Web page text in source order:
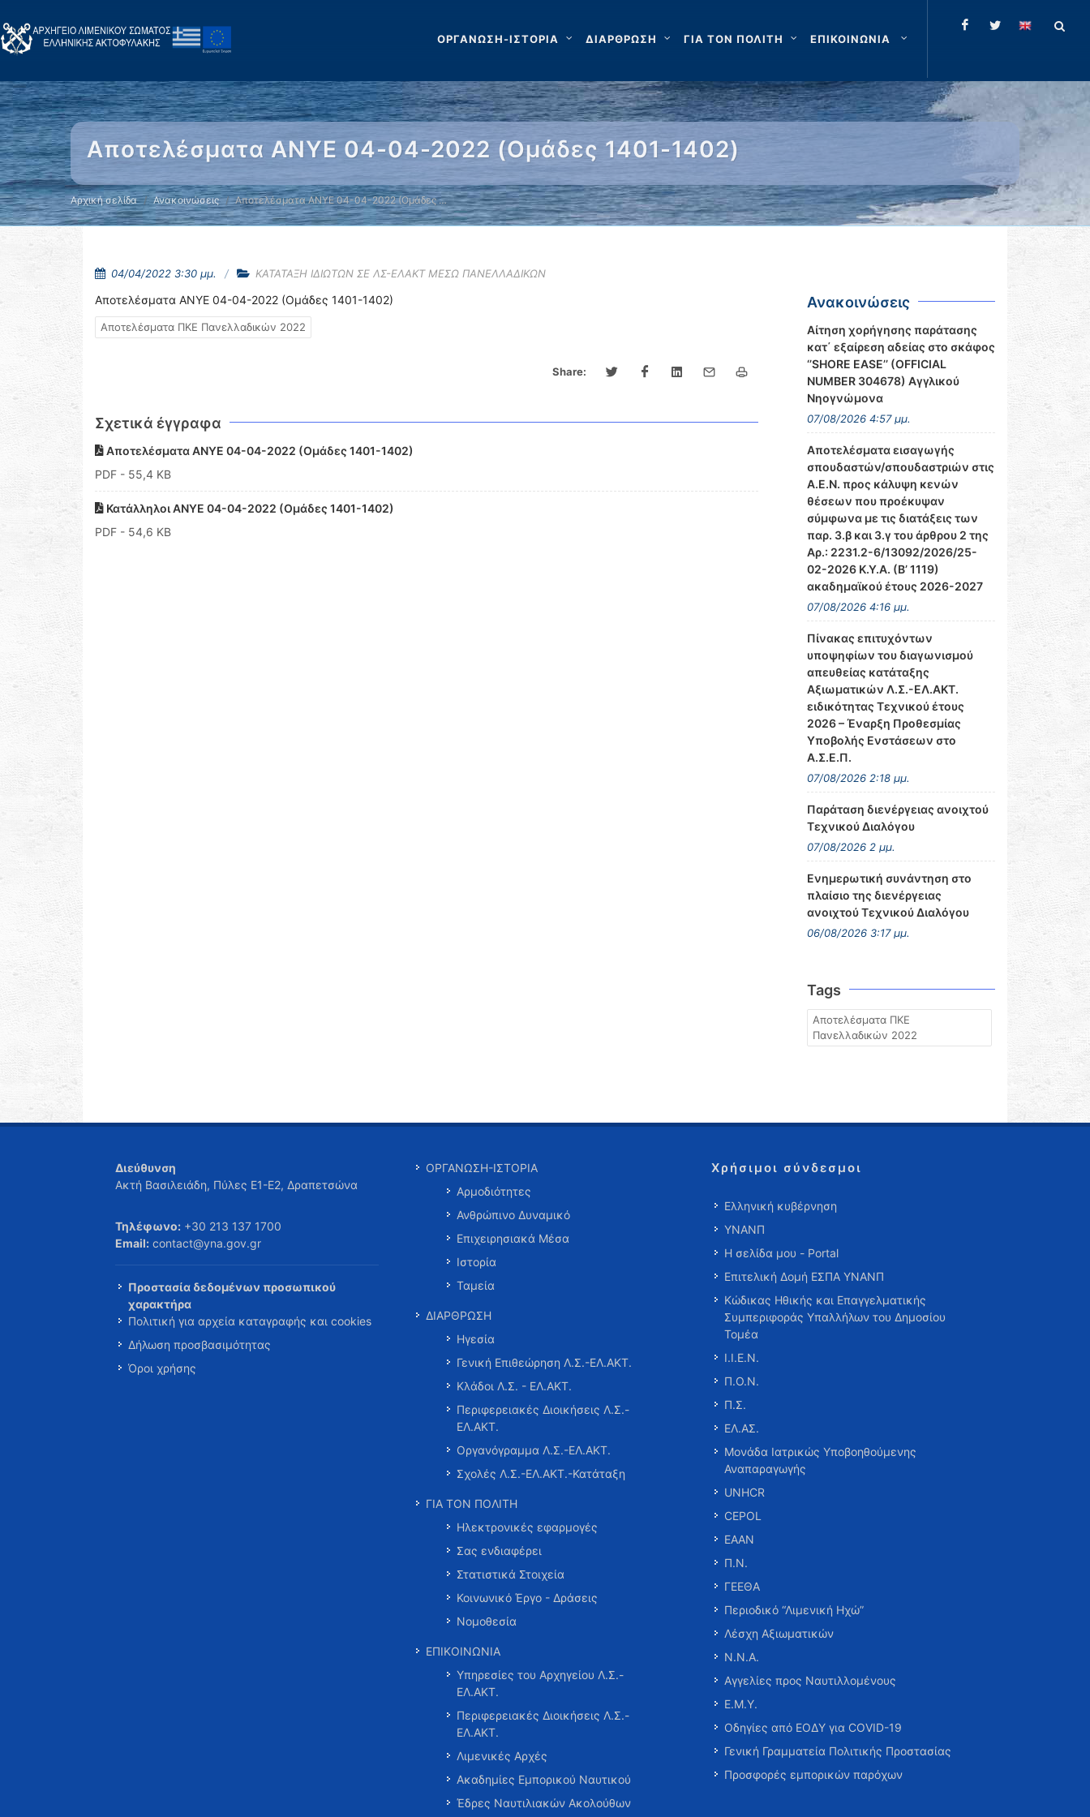
ΟΡΓΑΝΩΣΗ-ΙΣΤΟΡΙΑ ΔΙΑΡΘΡΩΣΗ ΓΙΑ ΤΟΝ ΠΟΛΙΤΗ ΕΠΙΚΟΙΝΩΝΙΑ
Αποτελέσματα ΑΝΥΕ 04-04-2022 (Ομάδες 1401-1402)
Αρχική σελίδα Ανακοινώσεις Αποτελέσματα ΑΝΥΕ 04-04-2022 (Ομάδες …
04/04/2022 3:30 μμ. ΚΑΤΑΤΑΞΗ ΙΔΙΩΤΩΝ ΣΕ ΛΣ-ΕΛΑΚΤ ΜΕΣΩ ΠΑΝΕΛΛΑΔΙΚΩΝ
Αποτελέσματα ΑΝΥΕ 04-04-2022 (Ομάδες 1401-1402)
Αποτελέσματα ΠΚΕ Πανελλαδικών 2022
Share:
Σχετικά έγγραφα
Αποτελέσματα ΑΝΥΕ 04-04-2022 (Ομάδες 1401-1402)
PDF - 55,4 KB
Κατάλληλοι ΑΝΥΕ 04-04-2022 (Ομάδες 1401-1402)
PDF - 54,6 KB
Ανακοινώσεις
Αίτηση χορήγησης παράτασης
κατ΄ εξαίρεση αδείας στο σκάφος
‘’SHORE EASE’’ (OFFICIAL
NUMBER 304678) Αγγλικού
Νηογνώμονα
07/08/2026 4:57 μμ.
Αποτελέσματα εισαγωγής
σπουδαστών/σπουδαστριών στις
Α.Ε.Ν. προς κάλυψη κενών
θέσεων που προέκυψαν
σύμφωνα με τις διατάξεις των
παρ. 3.β και 3.γ του άρθρου 2 της
Αρ.: 2231.2-6/13092/2026/25-
02-2026 Κ.Υ.Α. (Β’ 1119)
ακαδημαϊκού έτους 2026-2027
07/08/2026 4:16 μμ.
Πίνακας επιτυχόντων
υποψηφίων του διαγωνισμού
απευθείας κατάταξης
Αξιωματικών Λ.Σ.-ΕΛ.ΑΚΤ.
ειδικότητας Τεχνικού έτους
2026 – Έναρξη Προθεσμίας
Υποβολής Ενστάσεων στο
Α.Σ.Ε.Π.
07/08/2026 2:18 μμ.
Παράταση διενέργειας ανοιχτού
Τεχνικού Διαλόγου
07/08/2026 2 μμ.
Ενημερωτική συνάντηση στο
πλαίσιο της διενέργειας
ανοιχτού Τεχνικού Διαλόγου
06/08/2026 3:17 μμ.
Tags
Αποτελέσματα ΠΚΕ
Πανελλαδικών 2022
Διεύθυνση
Ακτή Βασιλειάδη, Πύλες Ε1-Ε2, Δραπετσώνα
Τηλέφωνο: +30 213 137 1700
Email: contact@yna.gov.gr
Προστασία δεδομένων προσωπικού
χαρακτήρα
Πολιτική για αρχεία καταγραφής και cookies
Δήλωση προσβασιμότητας
Όροι χρήσης
ΟΡΓΑΝΩΣΗ-ΙΣΤΟΡΙΑ
Αρμοδιότητες
Ανθρώπινο Δυναμικό
Επιχειρησιακά Μέσα
Ιστορία
Ταμεία
ΔΙΑΡΘΡΩΣΗ
Ηγεσία
Γενική Επιθεώρηση Λ.Σ.-ΕΛ.ΑΚΤ.
Κλάδοι Λ.Σ. - ΕΛ.ΑΚΤ.
Περιφερειακές Διοικήσεις Λ.Σ.-
ΕΛ.ΑΚΤ.
Οργανόγραμμα Λ.Σ.-ΕΛ.ΑΚΤ.
Σχολές Λ.Σ.-ΕΛ.ΑΚΤ.-Κατάταξη
ΓΙΑ ΤΟΝ ΠΟΛΙΤΗ
Ηλεκτρονικές εφαρμογές
Σας ενδιαφέρει
Στατιστικά Στοιχεία
Κοινωνικό Έργο - Δράσεις
Νομοθεσία
ΕΠΙΚΟΙΝΩΝΙΑ
Υπηρεσίες του Αρχηγείου Λ.Σ.-
ΕΛ.ΑΚΤ.
Περιφερειακές Διοικήσεις Λ.Σ.-
ΕΛ.ΑΚΤ.
Λιμενικές Αρχές
Ακαδημίες Εμπορικού Ναυτικού
Έδρες Ναυτιλιακών Ακολούθων
Χρήσιμοι σύνδεσμοι
Ελληνική κυβέρνηση
ΥΝΑΝΠ
Η σελίδα μου - Portal
Επιτελική Δομή ΕΣΠΑ ΥΝΑΝΠ
Κώδικας Ηθικής και Επαγγελματικής
Συμπεριφοράς Υπαλλήλων του Δημοσίου
Τομέα
Ι.Ι.Ε.Ν.
Π.Ο.Ν.
Π.Σ.
ΕΛ.ΑΣ.
Μονάδα Ιατρικώς Υποβοηθούμενης
Αναπαραγωγής
UNHCR
CEPOL
ΕΑΑΝ
Π.Ν.
ΓΕΕΘΑ
Περιοδικό “Λιμενική Ηχώ”
Λέσχη Αξιωματικών
Ν.Ν.Α.
Αγγελίες προς Ναυτιλλομένους
Ε.Μ.Υ.
Οδηγίες από ΕΟΔΥ για COVID-19
Γενική Γραμματεία Πολιτικής Προστασίας
Προσφορές εμπορικών παρόχων